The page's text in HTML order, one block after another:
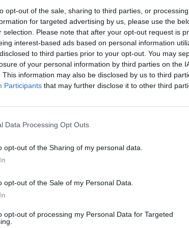
opt-out of the sale, sharing to third parties, or
for targeted advertising by us, please use the
selection. Please note that after your opt-out request is
interest-based ads based on personal information
to third parties prior to your opt-out. You may
of your personal information by third parties on the
This information may also be disclosed by us to third
Participants that may further disclose it to other third
Data Processing Opt Outs
opt-out of the Sharing of my personal data.
opt-out of the Sale of my Personal Data.
opt-out of processing my Personal Data for Targeted
darbai tęsiami ir antradienį. Dabar jau
čia prižiūri riaušių policija. S
migrantai kalė
Karšta A. Kasparavičiaus ir Ž Pavilionio
Laidos | Lietuva tiesiogiai
00:04:00
Kuprines pasvėrę specialistai įspėja apie